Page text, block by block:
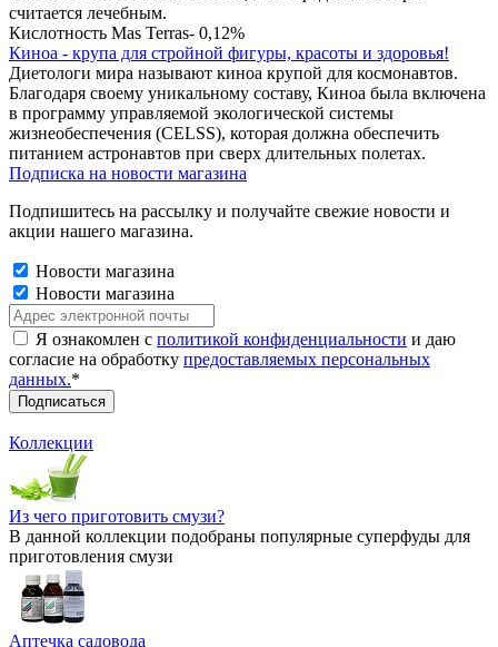
считается лечебным.
Кислотность Mas Terras- 0,12%
Киноа - крупа для стройной фигуры, красоты и здоровья!
Диетологи мира называют киноа крупой для космонавтов.
Благодаря своему уникальному составу, Киноа была включена
в программу управляемой экологической системы
жизнеобеспечения (CELSS), которая должна обеспечить
питанием астронавтов при сверх длительных полетах.
Подписка на новости магазина
Подпишитесь на рассылку и получайте свежие новости и
акции нашего магазина.
Новости магазина
Новости магазина
Я ознакомлен с политикой конфиденциальности и даю
согласие на обработку предоставляемых персональных
данных.*
Коллекции
Из чего приготовить смузи?
В данной коллекции подобраны популярные суперфуды для
приготовления смузи
Аптечка садовода